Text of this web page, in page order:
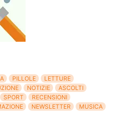
PILLOLE
LETTURE
NOTIZIE
ASCOLTI
SPORT
RECENSIONI
NEWSLETTER
MUSICA